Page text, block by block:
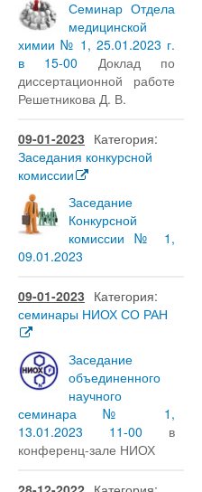
Семинар Отдела
медицинской
химии № 1, 25.01.2023 г.
в 15-00 Доклад по
диссертационной работе
Решетникова Д. В.
09-01-2023 Категория:
Заседания конкурсной
комиссии
Заседание
Конкурсной
комиссии № 1,
09.01.2023
09-01-2023 Категория:
семинары НИОХ СО РАН
Заседание
объединенного
научного
семинара № 1,
13.01.2023 11-00 в
конференц-зале НИОХ